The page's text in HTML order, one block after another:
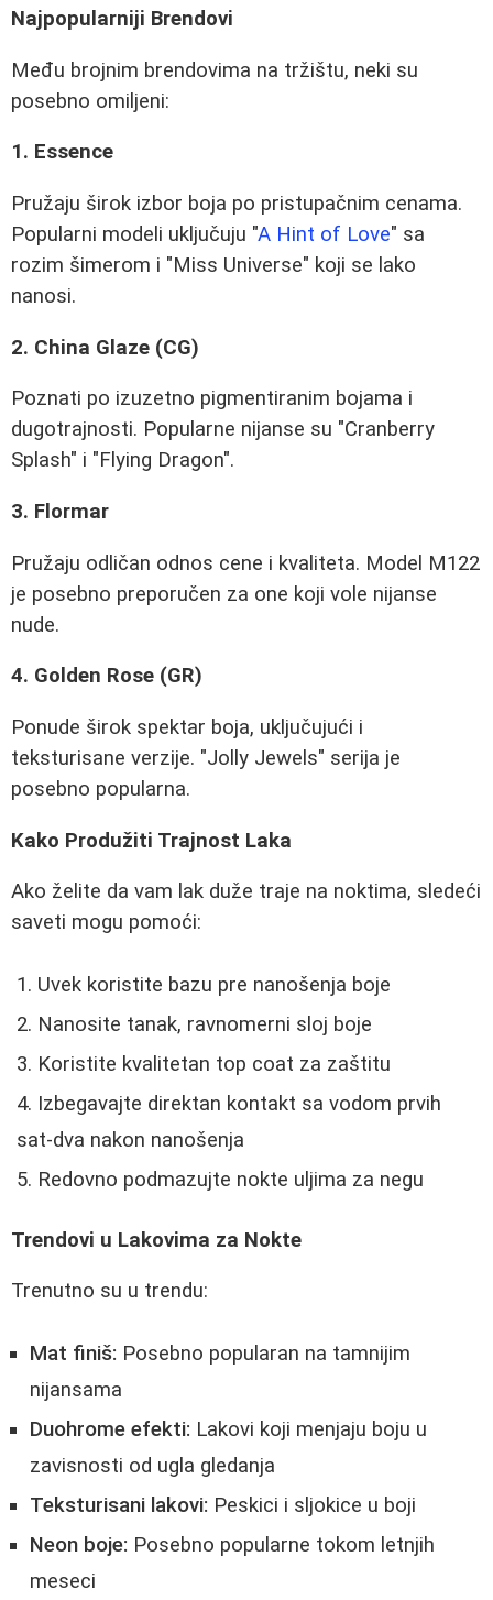
Najpopularniji Brendovi
Među brojnim brendovima na tržištu, neki su
posebno omiljeni:
1. Essence
Pružaju širok izbor boja po pristupačnim cenama.
Popularni modeli uključuju "A Hint of Love" sa
rozim šimerom i "Miss Universe" koji se lako
nanosi.
2. China Glaze (CG)
Poznati po izuzetno pigmentiranim bojama i
dugotrajnosti. Popularne nijanse su "Cranberry
Splash" i "Flying Dragon".
3. Flormar
Pružaju odličan odnos cene i kvaliteta. Model M122
je posebno preporučen za one koji vole nijanse
nude.
4. Golden Rose (GR)
Ponude širok spektar boja, uključujući i
teksturisane verzije. "Jolly Jewels" serija je
posebno popularna.
Kako Produžiti Trajnost Laka
Ako želite da vam lak duže traje na noktima, sledeći
saveti mogu pomoći:
Uvek koristite bazu pre nanošenja boje
Nanosite tanak, ravnomerni sloj boje
Koristite kvalitetan top coat za zaštitu
Izbegavajte direktan kontakt sa vodom prvih
sat-dva nakon nanošenja
Redovno podmazujte nokte uljima za negu
Trendovi u Lakovima za Nokte
Trenutno su u trendu:
Mat finiš: Posebno popularan na tamnijim
nijansama
Duohrome efekti: Lakovi koji menjaju boju u
zavisnosti od ugla gledanja
Teksturisani lakovi: Peskici i sljokice u boji
Neon boje: Posebno popularne tokom letnjih
meseci